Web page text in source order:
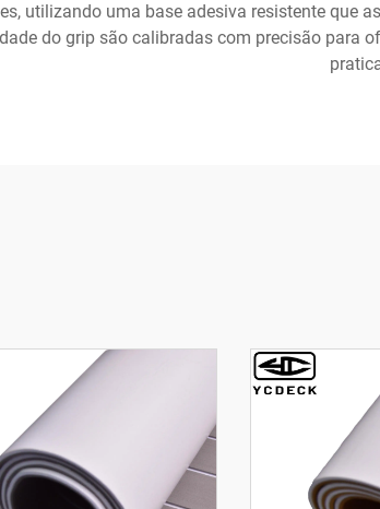
utilizando uma base adesiva resistente que
do grip são calibradas com precisão para